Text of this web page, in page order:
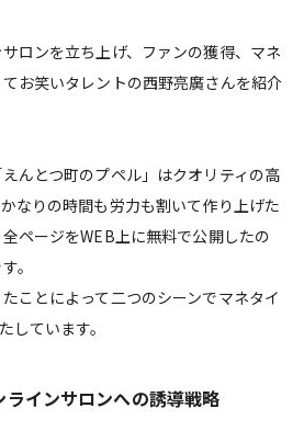
ロンを立ち上げ、ファンの獲得、マネ
お笑いタレントの西野亮廣さんを紹介
んとつ町のプペル」はクオリティの高
なりの時間も労力も割いて作り上げた
ページをWEB上に無料で公開したの
。
ことによって二つのシーンでマネタイ
しています。
インサロンへの誘導戦略